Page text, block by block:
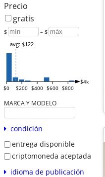
Precio
gratis
$ – $
$0 $200 $400 $600 $800
$4k
avg: $122
MARCA Y MODELO
condición
entrega disponible
criptomoneda aceptada
idioma de publicación